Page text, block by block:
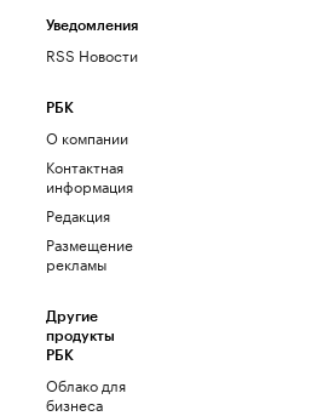
Уведомления
RSS Новости
РБК
О компании
Контактная
информация
Редакция
Размещение
рекламы
Другие
продукты
РБК
Облако для
бизнеса